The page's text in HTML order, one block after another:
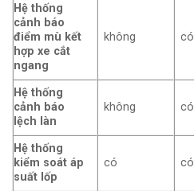
Hệ thống
cảnh báo
điểm mù kết
hợp xe cắt
ngang
không có
Hệ thống
cảnh báo
lệch làn
không có
Hệ thống
kiểm soát áp
suất lốp
có có